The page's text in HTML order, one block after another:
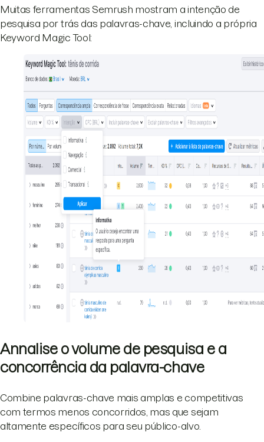
Muitas ferramentas Semrush mostram a intenção de
pesquisa por trás das palavras-chave, incluindo a própria
Keyword Magic Tool:
Annalise o volume de pesquisa e a
concorrência da palavra-chave
Combine palavras-chave mais amplas e competitivas
com termos menos concorridos, mas que sejam
altamente específicos para seu público-alvo.